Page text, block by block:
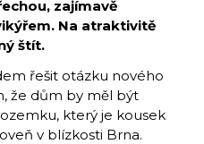
zajímavě
Na atraktivitě
štít.
řešit otázku nového
že dům by měl být
který je kousek
v blízkosti Brna.